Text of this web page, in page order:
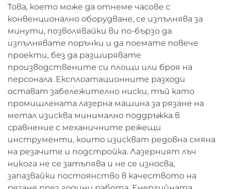
Това, което може да отнеме часове с
конвенционално оборудване, се изпълнява за
минути, позволявайки ви по-бързо да
изпълнявате поръчки и да поемате повече
проекти, без да разширявате
производствените си площи или броя на
персонала. Експлоатационните разходи
остават забележително ниски, тъй като
промишлената лазерна машина за рязане на
метал изисква минимално поддръжка в
сравнение с механичните режещи
инструменти, които изискват редовна смяна
на резачите и подстройка. Лазерният лъч
никога не се затъпява и не се износва,
запазвайки постоянство в качеството на